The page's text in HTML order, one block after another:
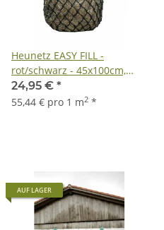
Heunetz EASY FILL -
rot/schwarz - 45x100cm,
Maschenweite 6x6cm
24,95 € *
55,44 € pro 1 m2 *
AUF LAGER